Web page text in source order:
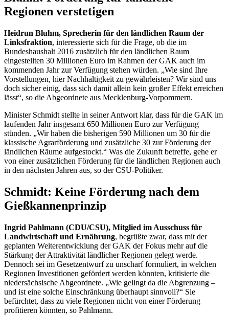
Regionen verstetigen
Heidrun Bluhm, Sprecherin für den ländlichen Raum der
Linksfraktion, interessierte sich für die Frage, ob die im
Bundeshaushalt 2016 zusätzlich für den ländlichen Raum
eingestellten 30 Millionen Euro im Rahmen der GAK auch im
kommenden Jahr zur Verfügung stehen würden. „Wie sind Ihre
Vorstellungen, hier Nachhaltigkeit zu gewährleisten? Wir sind uns
doch sicher einig, dass sich damit allein kein großer Effekt erreichen
lässt“, so die Abgeordnete aus Mecklenburg-Vorpommern.
Minister Schmidt stellte in seiner Antwort klar, dass für die GAK im
laufenden Jahr insgesamt 650 Millionen Euro zur Verfügung
stünden. „Wir haben die bisherigen 590 Millionen um 30 für die
klassische Agrarförderung und zusätzliche 30 zur Förderung der
ländlichen Räume aufgestockt.“ Was die Zukunft betreffe, gehe er
von einer zusätzlichen Förderung für die ländlichen Regionen auch
in den nächsten Jahren aus, so der CSU-Politiker.
Schmidt: Keine Förderung nach dem
Gießkannenprinzip
Ingrid Pahlmann (CDU/CSU), Mitglied im Ausschuss für
Landwirtschaft und Ernährung, begrüßte zwar, dass mit der
geplanten Weiterentwicklung der GAK der Fokus mehr auf die
Stärkung der Attraktivität ländlicher Regionen gelegt werde.
Dennoch sei im Gesetzentwurf zu unscharf formuliert, in welchen
Regionen Investitionen gefördert werden könnten, kritisierte die
niedersächsische Abgeordnete. „Wie gelingt da die Abgrenzung –
und ist eine solche Einschränkung überhaupt sinnvoll?“ Sie
befürchtet, dass zu viele Regionen nicht von einer Förderung
profitieren könnten, so Pahlmann.